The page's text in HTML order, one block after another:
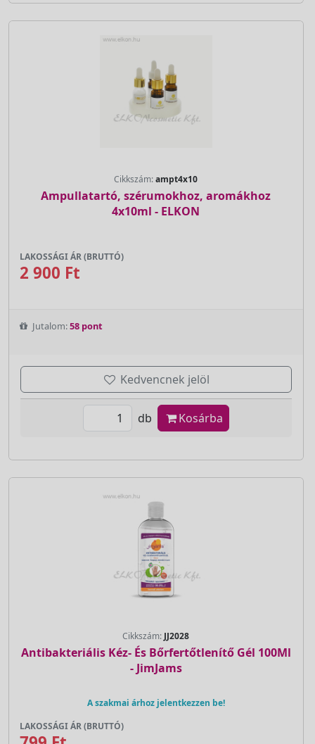
Cikkszám:ampt4x10
Ampullatartó, szérumokhoz, aromákhoz
4x10ml - ELKON
LAKOSSÁGI ÁR (BRUTTÓ)
2 900 Ft
Jutalom:58 pont
Kedvencnek jelöl
db Kosárba
Cikkszám: JJ2028
Antibakteriális Kéz- És Bőrfertőtlenítő Gél 100Ml
- JimJams
A szakmai árhoz jelentkezzen be!
LAKOSSÁGI ÁR (BRUTTÓ)